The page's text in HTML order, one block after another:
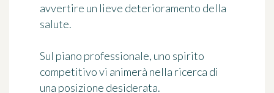
avvertire un lieve deterioramento della
salute.
Sul piano professionale, uno spirito
competitivo vi animerà nella ricerca di
una posizione desiderata.